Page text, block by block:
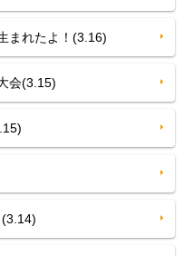
まれたよ！(3.16)
会(3.15)